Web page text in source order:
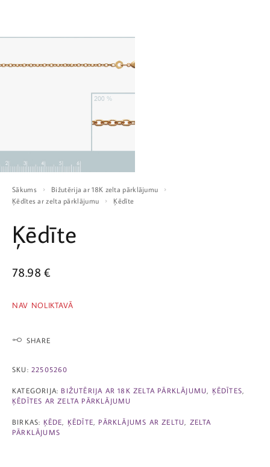
Sākums
Bižutērija ar 18K zelta pārklājumu
Ķēdītes ar zelta pārklājumu
Ķēdīte
Ķēdīte
78.98€
NAV NOLIKTAVĀ
SHARE
SKU: 22505260
KATEGORIJA: BIŽUTĒRIJA AR 18K ZELTA PĀRKLĀJUMU ĶĒDĪTES
ĶĒDĪTES AR ZELTA PĀRKLĀJUMU
BIRKAS: ĶĒDE ĶĒDĪTE PĀRKLĀJUMS AR ZELTU
ZELTA
PĀRKLĀJUMS